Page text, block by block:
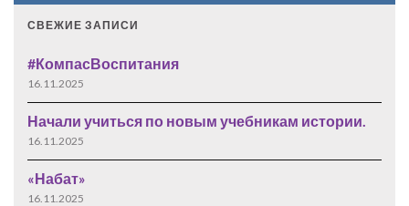
СВЕЖИЕ ЗАПИСИ
#КомпасВоспитания
16.11.2025
Начали учиться по новым учебникам истории.
16.11.2025
«Набат»
16.11.2025